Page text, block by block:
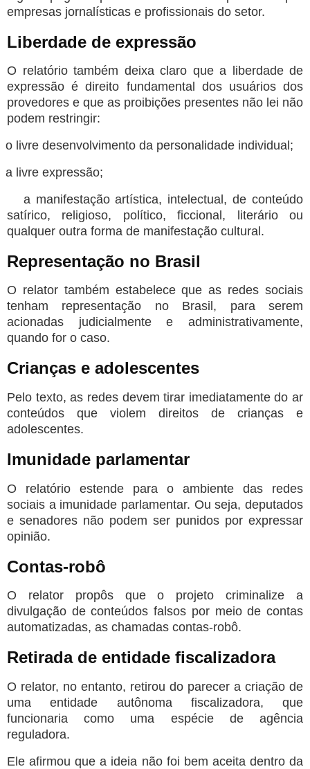
empresas jornalísticas e profissionais do setor.
Liberdade de expressão
O relatório também deixa claro que a liberdade de
expressão é direito fundamental dos usuários dos
provedores e que as proibições presentes não lei não
podem restringir:
o livre desenvolvimento da personalidade individual;
a livre expressão;
a manifestação artística, intelectual, de conteúdo
satírico, religioso, político, ficcional, literário ou
qualquer outra forma de manifestação cultural.
Representação no Brasil
O relator também estabelece que as redes sociais
tenham representação no Brasil, para serem
acionadas judicialmente e administrativamente,
quando for o caso.
Crianças e adolescentes
Pelo texto, as redes devem tirar imediatamente do ar
conteúdos que violem direitos de crianças e
adolescentes.
Imunidade parlamentar
O relatório estende para o ambiente das redes
sociais a imunidade parlamentar. Ou seja, deputados
e senadores não podem ser punidos por expressar
opinião.
Contas-robô
O relator propôs que o projeto criminalize a
divulgação de conteúdos falsos por meio de contas
automatizadas, as chamadas contas-robô.
Retirada de entidade fiscalizadora
O relator, no entanto, retirou do parecer a criação de
uma entidade autônoma fiscalizadora, que
funcionaria como uma espécie de agência
reguladora.
Ele afirmou que a ideia não foi bem aceita dentro da